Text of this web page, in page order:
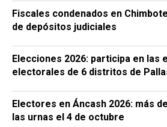
Fiscales condenados en
de depósitos judiciales
Elecciones 2026: participa en las
electorales de 6 distritos de
Electores en Áncash 2026: más
las urnas el 4 de octubre